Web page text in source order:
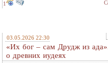
1
03.05.2026 22:30
«Их бог – сам Друдж из
о древних иудеях